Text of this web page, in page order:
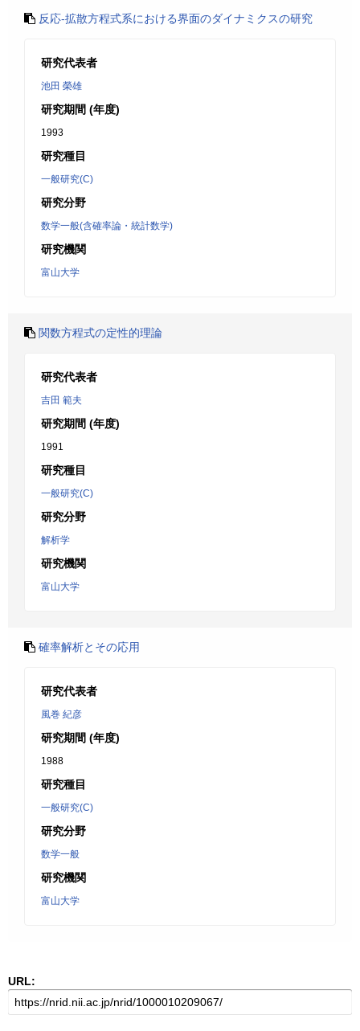
反応-拡散方程式系における界面のダイナミクスの研究
研究代表者
池田 榮雄
研究期間 (年度)
1993
研究種目
一般研究(C)
研究分野
数学一般(含確率論・統計数学)
研究機関
富山大学
関数方程式の定性的理論
研究代表者
吉田 範夫
研究期間 (年度)
1991
研究種目
一般研究(C)
研究分野
解析学
研究機関
富山大学
確率解析とその応用
研究代表者
風巻 紀彦
研究期間 (年度)
1988
研究種目
一般研究(C)
研究分野
数学一般
研究機関
富山大学
URL: